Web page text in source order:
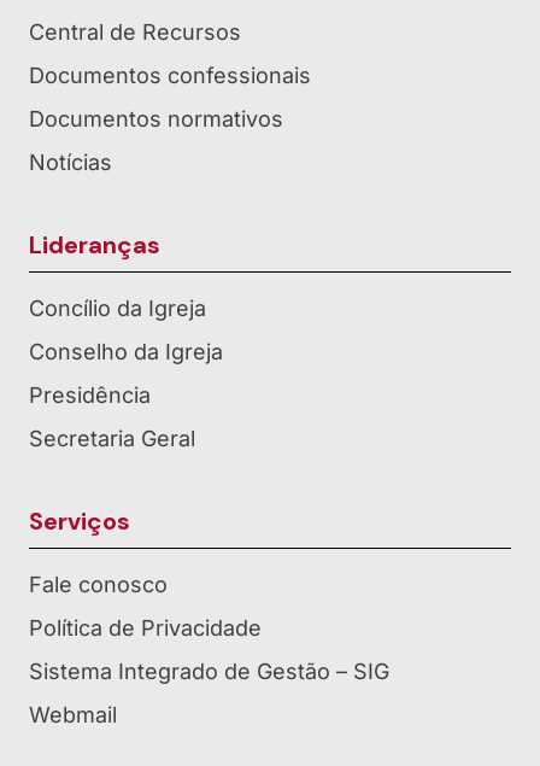
Central de Recursos
Documentos confessionais
Documentos normativos
Notícias
Lideranças
Concílio da Igreja
Conselho da Igreja
Presidência
Secretaria Geral
Serviços
Fale conosco
Política de Privacidade
Sistema Integrado de Gestão – SIG
Webmail